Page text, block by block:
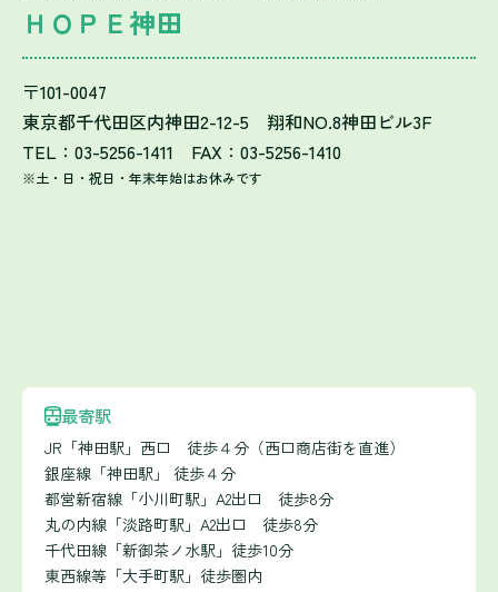
ＨＯＰＥ神田
〒101-0047
東京都千代田区内神田2-12-5 翔和NO.8神田ビル3F
TEL：03-5256-1411 FAX：03-5256-1410
※土・日・祝日・年末年始はお休みです
最寄駅
JR「神田駅」西口 徒歩４分（西口商店街を直進）
銀座線「神田駅」 徒歩４分
都営新宿線「小川町駅」A2出口 徒歩8分
丸の内線「淡路町駅」A2出口 徒歩8分
千代田線「新御茶ノ水駅」徒歩10分
東西線等「大手町駅」徒歩圏内